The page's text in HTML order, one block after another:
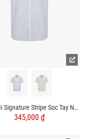
Áo Sơ Mi Signature Stripe Sọc Tay Ngắn Form Regular SM210
345,000 ₫